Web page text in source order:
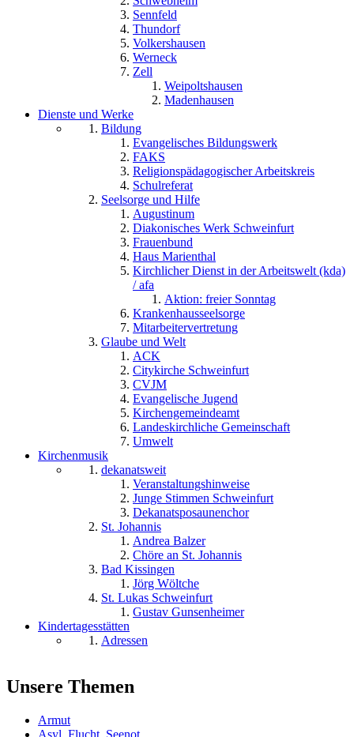
Sennfeld
Thundorf
Volkershausen
Werneck
Zell
Weipoltshausen
Madenhausen
Dienste und Werke
Bildung
Evangelisches Bildungswerk
FAKS
Religionspädagogischer Arbeitskreis
Schulreferat
Seelsorge und Hilfe
Augustinum
Diakonisches Werk Schweinfurt
Frauenbund
Haus Marienthal
Kirchlicher Dienst in der Arbeitswelt (kda)
/ afa
Aktion: freier Sonntag
Krankenhausseelsorge
Mitarbeitervertretung
Glaube und Welt
ACK
Citykirche Schweinfurt
CVJM
Evangelische Jugend
Kirchengemeindeamt
Landeskirchliche Gemeinschaft
Umwelt
Kirchenmusik
dekanatsweit
Veranstaltungshinweise
Junge Stimmen Schweinfurt
Dekanatsposaunenchor
St. Johannis
Andrea Balzer
Chöre an St. Johannis
Bad Kissingen
Jörg Wöltche
St. Lukas Schweinfurt
Gustav Gunsenheimer
Kindertagesstätten
Adressen
Unsere Themen
Armut